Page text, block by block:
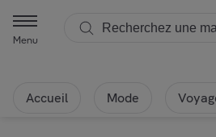
Menu
Accueil Mode